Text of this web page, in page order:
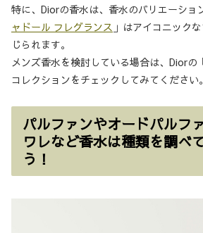
特に、Diorの香水は、香水のバリエーショ
ャドール フレグランス 」はアイコニック
じられます。
メンズ香水を検討している場合は、Diorの
コレクションをチェックしてみてください。
パルファンやオードパルフ
ワレなど香水は種類を調べ
う！